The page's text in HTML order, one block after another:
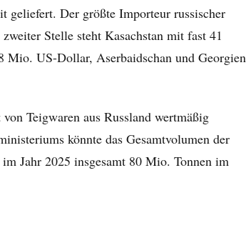
geliefert. Der größte Importeur russischer
Stelle steht Kasachstan mit fast 41
US-Dollar, Aserbaidschan und Georgien
Teigwaren aus Russland wertmäßig
könnte das Gesamtvolumen der
Jahr 2025 insgesamt 80 Mio. Tonnen im